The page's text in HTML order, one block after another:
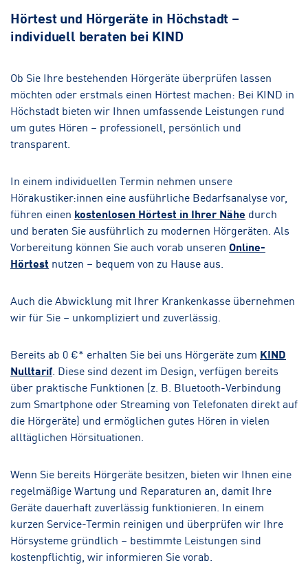
Hörtest und Hörgeräte in Höchstadt –
individuell beraten bei KIND
Ob Sie Ihre bestehenden Hörgeräte überprüfen lassen
möchten oder erstmals einen Hörtest machen: Bei KIND in
Höchstadt bieten wir Ihnen umfassende Leistungen rund
um gutes Hören – professionell, persönlich und
transparent.
In einem individuellen Termin nehmen unsere
Hörakustiker:innen eine ausführliche Bedarfsanalyse vor,
führen einen kostenlosen Hörtest in Ihrer Nähe durch
und beraten Sie ausführlich zu modernen Hörgeräten. Als
Vorbereitung können Sie auch vorab unseren Online-
Hörtest nutzen – bequem von zu Hause aus.
Auch die Abwicklung mit Ihrer Krankenkasse übernehmen
wir für Sie – unkompliziert und zuverlässig.
Bereits ab 0 €* erhalten Sie bei uns Hörgeräte zum KIND
Nulltarif . Diese sind dezent im Design, verfügen bereits
über praktische Funktionen (z. B. Bluetooth-Verbindung
zum Smartphone oder Streaming von Telefonaten direkt auf
die Hörgeräte) und ermöglichen gutes Hören in vielen
alltäglichen Hörsituationen.
Wenn Sie bereits Hörgeräte besitzen, bieten wir Ihnen eine
regelmäßige Wartung und Reparaturen an, damit Ihre
Geräte dauerhaft zuverlässig funktionieren. In einem
kurzen Service-Termin reinigen und überprüfen wir Ihre
Hörsysteme gründlich – bestimmte Leistungen sind
kostenpflichtig, wir informieren Sie vorab.